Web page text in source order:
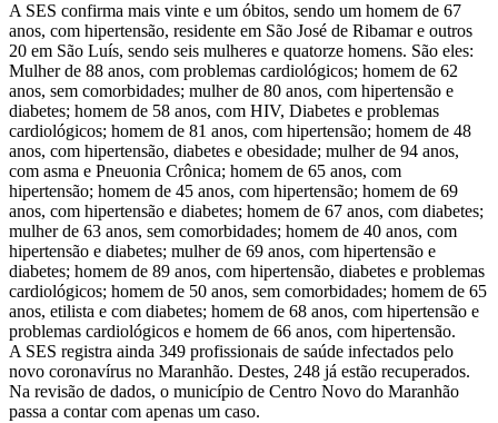
A SES confirma mais vinte e um óbitos, sendo um homem de 67
anos, com hipertensão, residente em São José de Ribamar e outros
20 em São Luís, sendo seis mulheres e quatorze homens. São eles:
Mulher de 88 anos, com problemas cardiológicos; homem de 62
anos, sem comorbidades; mulher de 80 anos, com hipertensão e
diabetes; homem de 58 anos, com HIV, Diabetes e problemas
cardiológicos; homem de 81 anos, com hipertensão; homem de 48
anos, com hipertensão, diabetes e obesidade; mulher de 94 anos,
com asma e Pneuonia Crônica; homem de 65 anos, com
hipertensão; homem de 45 anos, com hipertensão; homem de 69
anos, com hipertensão e diabetes; homem de 67 anos, com diabetes;
mulher de 63 anos, sem comorbidades; homem de 40 anos, com
hipertensão e diabetes; mulher de 69 anos, com hipertensão e
diabetes; homem de 89 anos, com hipertensão, diabetes e problemas
cardiológicos; homem de 50 anos, sem comorbidades; homem de 65
anos, etilista e com diabetes; homem de 68 anos, com hipertensão e
problemas cardiológicos e homem de 66 anos, com hipertensão.
A SES registra ainda 349 profissionais de saúde infectados pelo
novo coronavírus no Maranhão. Destes, 248 já estão recuperados.
Na revisão de dados, o município de Centro Novo do Maranhão
passa a contar com apenas um caso.